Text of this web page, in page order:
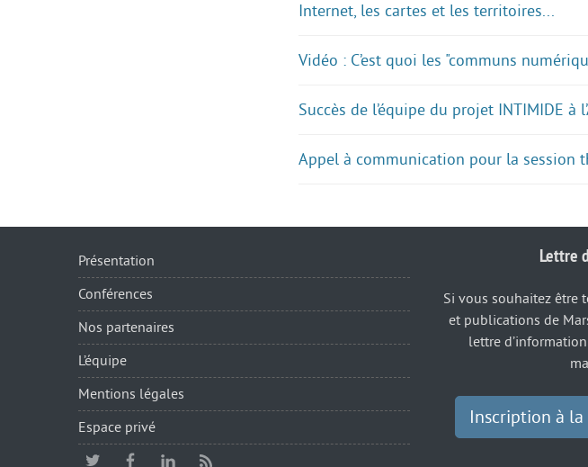
Internet, les cartes et les territoires...
Vidéo : C’est quoi les "communs
Succès de l’équipe du projet INTIMIDE à
Appel à communication pour la session
Présentation
Conférences
Nos partenaires
L’équipe
Mentions légales
Espace privé
Lettre
Si vous souhaitez être
et publications de
lettre
Inscription à